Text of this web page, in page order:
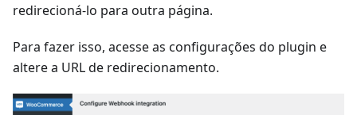
redirecioná-lo para outra página.
Para fazer isso, acesse as configurações do plugin e
altere a URL de redirecionamento.